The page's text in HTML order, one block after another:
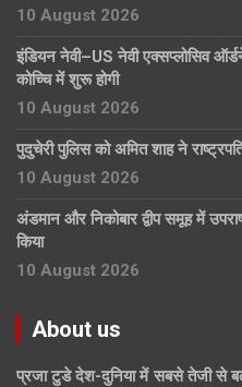
10 August 2026
इंडियन नेवी–US नेवी एक्सप्लोसिव
कोच्चि में शुरू होगी
10 August 2026
पुदुचेरी पुलिस को अमित शाह ने
10 August 2026
अंडमान और निकोबार द्वीप समूह में
किया
10 August 2026
About us
प्रजा टुडे देश-दुनिया में सबसे तेजी से